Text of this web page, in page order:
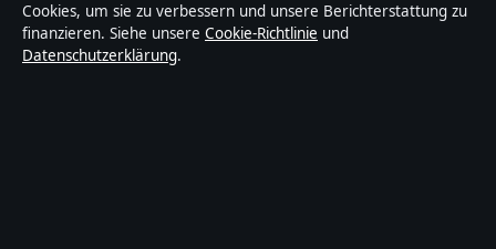
Unsere Geschichte
Quellen & Standards
Cookies, um sie zu verbessern und unsere Berichterstattung zu
finanzieren. Siehe unsere Cookie-Richtlinie und
Datenschutzerklärung.